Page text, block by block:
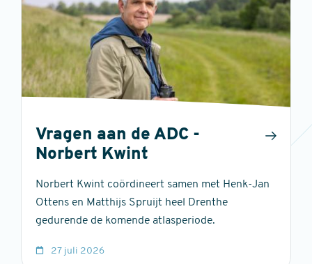
Vragen aan de ADC -
Norbert Kwint
Norbert Kwint coördineert samen met Henk-Jan
Ottens en Matthijs Spruijt heel Drenthe
gedurende de komende atlasperiode.
27 juli 2026